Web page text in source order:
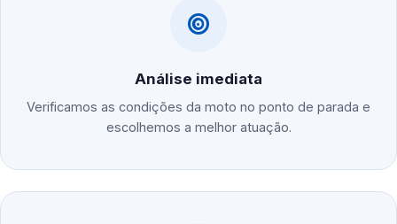
Análise imediata
Verificamos as condições da moto no ponto de parada e
escolhemos a melhor atuação.